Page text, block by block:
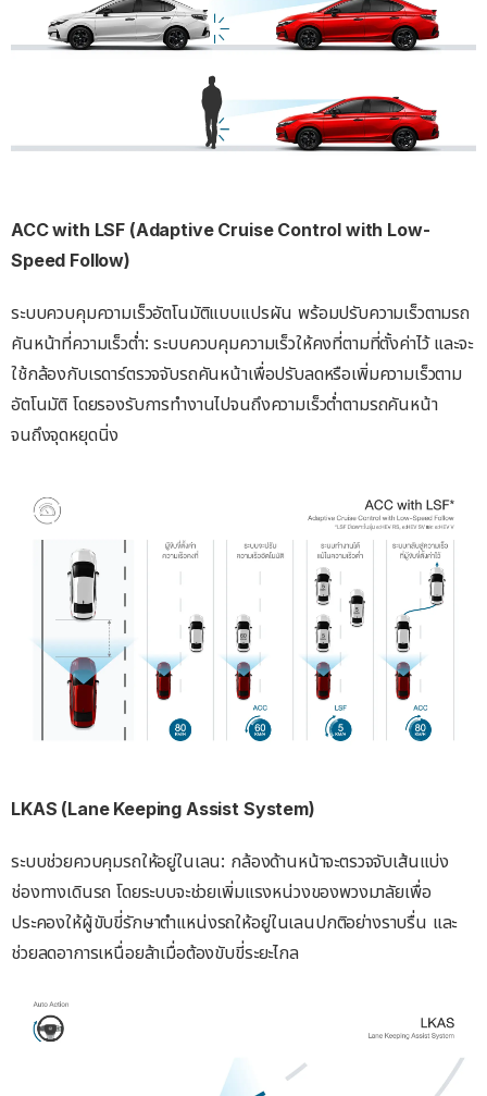
ACC with LSF (Adaptive Cruise Control with Low-
Speed Follow)
ระบบควบคุมความเร็วอัตโนมัติแบบแปรผัน พร้อมปรับความเร็วตามรถ
คันหน้าที่ความเร็วต่ำ: ระบบควบคุมความเร็วให้คงที่ตามที่ตั้งค่าไว้ และจะ
ใช้กล้องกับเรดาร์ตรวจจับรถคันหน้าเพื่อปรับลดหรือเพิ่มความเร็วตาม
อัตโนมัติ โดยรองรับการทำงานไปจนถึงความเร็วต่ำตามรถคันหน้า
จนถึงจุดหยุดนิ่ง
LKAS (Lane Keeping Assist System)
ระบบช่วยควบคุมรถให้อยู่ในเลน: กล้องด้านหน้าจะตรวจจับเส้นแบ่ง
ช่องทางเดินรถ โดยระบบจะช่วยเพิ่มแรงหน่วงของพวงมาลัยเพื่อ
ประคองให้ผู้ขับขี่รักษาตำแหน่งรถให้อยู่ในเลนปกติอย่างราบรื่น และ
ช่วยลดอาการเหนื่อยล้าเมื่อต้องขับขี่ระยะไกล